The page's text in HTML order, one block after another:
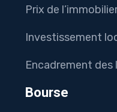
Prix de
Investissement
Encadrement des
Bourse